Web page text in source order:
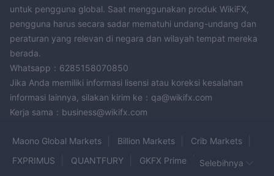
untuk pengguna global. Saat menggunakan produk WikiFX,
pengguna harus secara sadar mematuhi undang-undang dan
peraturan yang relevan di negara dan wilayah tempat mereka
berada.
Whatsapp：6285158070850
Jika Anda memiliki informasi lisensi atau koreksi kesalahan
informasi lainnya, silakan kirim ke：qa@wikifx.com
Kerja sama：business@wikifx.com
Maono Global Markets Billion Markets
Crib Markets
FXPRIMUS
QUANTFURY
GKFX Prime
Selebihnya